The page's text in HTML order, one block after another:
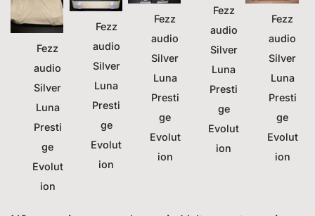
Fezz
audio
Silver
Luna
Presti
ge
Evolut
ion
Fezz
audio
Silver
Luna
Presti
ge
Evolut
ion
Fezz
audio
Silver
Luna
Presti
ge
Evolut
ion
Fezz
audio
Silver
Luna
Presti
ge
Evolut
ion
Fezz
audio
Silver
Luna
Presti
ge
Evolut
ion